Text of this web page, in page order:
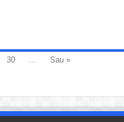
30 ... Sau »